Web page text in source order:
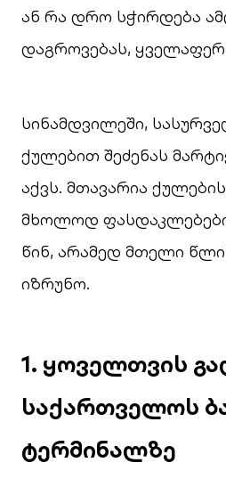
ან რა დრო სჭირდება
დაგროვებას,
სინამდვილეში,
ქულებით შეძენას
აქვს. მთავარია
მხოლოდ
წინ, არამედ მთელი
იზრუნო.
1. ყოველთვის
საქართველოს
ტერმინალზე